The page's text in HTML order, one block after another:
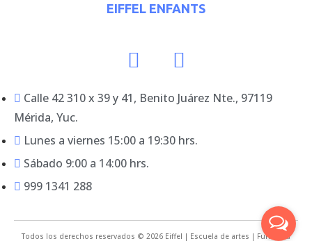
Calle 42 310 x 39 y 41, Benito Juárez Nte., 97119
Mérida, Yuc.
Lunes a viernes 15:00 a 19:30 hrs.
Sábado 9:00 a 14:00 hrs.
999 1341 288
EIFFEL ENFANTS
Todos los derechos reservados © 2026 Eiffel | Escuela de artes | Funciona